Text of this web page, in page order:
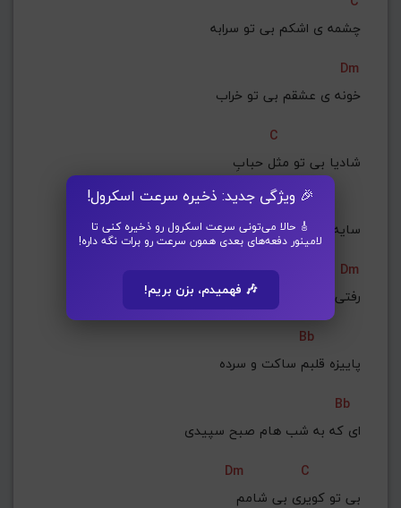
🎉 ویژگی جدید: ذخیره سرعت اسکرول!
🎸 حالا می‌تونی سرعت اسکرول رو ذخیره کنی تا
لامینور دفعه‌های بعدی همون سرعت رو برات نگه داره!
🎶 فهمیدم، بزن بریم!
چشمه ی اشکم بی تو سرابه
Dm
خونه ی عشقم بی تو خراب
C
شادیا بی تو مثل حبابِ
Am
سایه آهِ نقش بر آب
Dm
رفتی و بی تو دلم پره درده
Bb
پاییزه قلبم ساکت و سرده
Bb
ای که به شب هام صبح سپیدی
Dm
C
بی تو کویری بی شامم